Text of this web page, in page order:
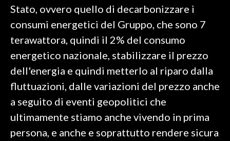
Stato, ovvero quello di decarbonizzare i
consumi energetici del Gruppo, che sono 7
terawattora, quindi il 2% del consumo
energetico nazionale, stabilizzare il prezzo
dell'energia e quindi metterlo al riparo dalla
fluttuazioni, dalle variazioni del prezzo anche
a seguito di eventi geopolitici che
ultimamente stiamo anche vivendo in prima
persona, e anche e soprattutto rendere sicura